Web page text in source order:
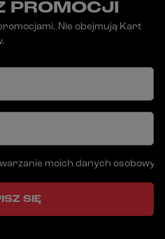
PROMOCJI
Nie obejmują Kart
moich danych
SIĘ